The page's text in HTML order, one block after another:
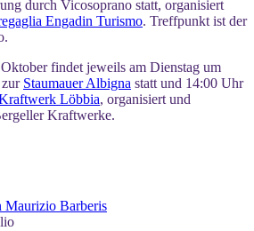
durch Vicosoprano statt, organisiert
Engadin Turismo. Treffpunkt ist der
findet jeweils am Dienstag um
Staumauer Albigna statt und 14:00 Uhr
Löbbia, organisiert und
Kraftwerke.
Maurizio Barberis